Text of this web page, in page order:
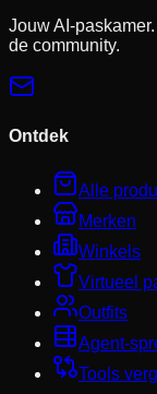
Jouw AI-
de community.
Ontdek
Alle
Merken
Winkels
Virtueel
Outfits
Agent-
Tools